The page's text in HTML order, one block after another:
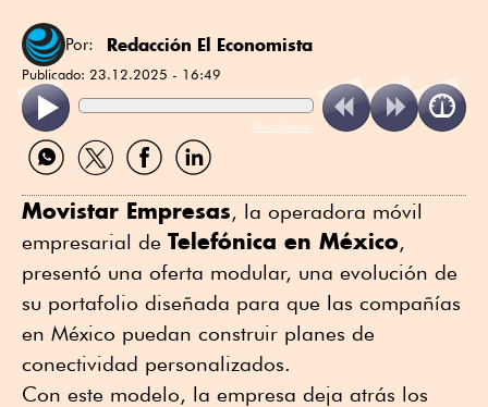
Por: Redacción El Economista
Publicado: 23.12.2025 - 16:49
ReadSpeaker
Compartir
por
Compartir
por
Compartir
por
Compartir
por
Movistar Empresas, la operadora móvil
empresarial de Telefónica en México,
presentó una oferta modular, una evolución de
su portafolio diseñada para que las compañías
en México puedan construir planes de
conectividad personalizados.
Con este modelo, la empresa deja atrás los